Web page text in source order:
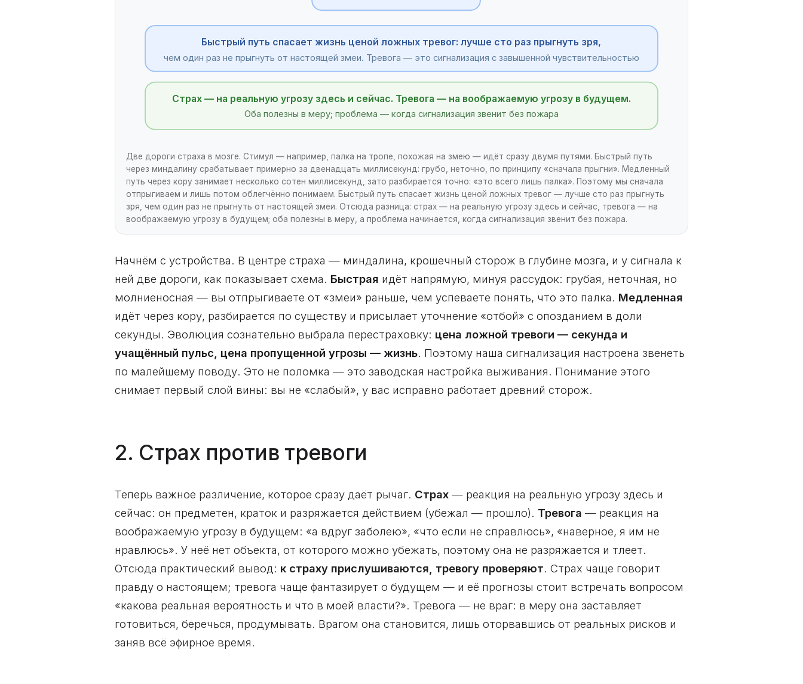
Быстрый путь спасает жизнь ценой ложных тревог: лучше сто раз прыгнуть зря,
чем один раз не прыгнуть от настоящей змеи. Тревога — это сигнализация с завышенной чувствительностью
Страх — на реальную угрозу здесь и сейчас. Тревога — на воображаемую угрозу в будущем.
Оба полезны в меру; проблема — когда сигнализация звенит без пожара
Две дороги страха в мозге. Стимул — например, палка на тропе, похожая на змею — идёт сразу двумя путями. Быстрый путь
через миндалину срабатывает примерно за двенадцать миллисекунд: грубо, неточно, по принципу «сначала прыгни». Медленный
путь через кору занимает несколько сотен миллисекунд, зато разбирается точно: «это всего лишь палка». Поэтому мы сначала
отпрыгиваем и лишь потом облегчённо понимаем. Быстрый путь спасает жизнь ценой ложных тревог — лучше сто раз прыгнуть
зря, чем один раз не прыгнуть от настоящей змеи. Отсюда разница: страх — на реальную угрозу здесь и сейчас, тревога — на
воображаемую угрозу в будущем; оба полезны в меру, а проблема начинается, когда сигнализация звенит без пожара.
Начнём с устройства. В центре страха — миндалина, крошечный сторож в глубине мозга, и у сигнала к
ней две дороги, как показывает схема. Быстрая идёт напрямую, минуя рассудок: грубая, неточная, но
молниеносная — вы отпрыгиваете от «змеи» раньше, чем успеваете понять, что это палка. Медленная
идёт через кору, разбирается по существу и присылает уточнение «отбой» с опозданием в доли
секунды. Эволюция сознательно выбрала перестраховку: цена ложной тревоги — секунда и
учащённый пульс, цена пропущенной угрозы — жизнь. Поэтому наша сигнализация настроена звенеть
по малейшему поводу. Это не поломка — это заводская настройка выживания. Понимание этого
снимает первый слой вины: вы не «слабый», у вас исправно работает древний сторож.
2. Страх против тревоги
Теперь важное различение, которое сразу даёт рычаг. Страх — реакция на реальную угрозу здесь и
сейчас: он предметен, краток и разряжается действием (убежал — прошло). Тревога — реакция на
воображаемую угрозу в будущем: «а вдруг заболею», «что если не справлюсь», «наверное, я им не
нравлюсь». У неё нет объекта, от которого можно убежать, поэтому она не разряжается и тлеет.
Отсюда практический вывод: к страху прислушиваются, тревогу проверяют. Страх чаще говорит
правду о настоящем; тревога чаще фантазирует о будущем — и её прогнозы стоит встречать вопросом
«какова реальная вероятность и что в моей власти?». Тревога — не враг: в меру она заставляет
готовиться, беречься, продумывать. Врагом она становится, лишь оторвавшись от реальных рисков и
заняв всё эфирное время.